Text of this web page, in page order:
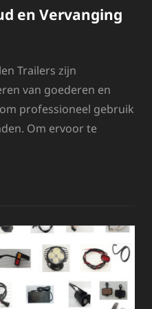
en Vervanging
Trailers zijn
van goederen en
professioneel gebruik
Om ervoor te